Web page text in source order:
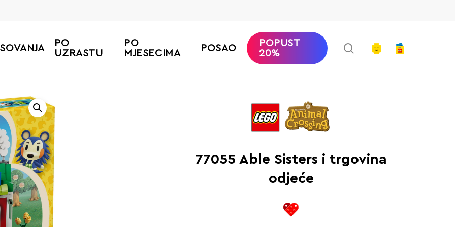
PO
UZRASTU
PO
MJESECIMA
POSAO
POPUST
20%
searchaccount
77055 Able Sisters i trgovina
odjeće